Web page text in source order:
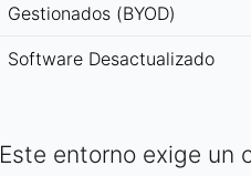
Gestionados (BYOD)
Software Desactualizado
Este entorno exige un